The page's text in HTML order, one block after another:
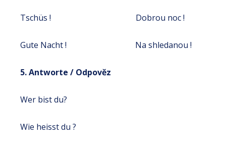
Tschüs ! Dobrou noc !
Gute Nacht ! Na shledanou !
5. Antworte / Odpověz
Wer bist du?
Wie heisst du ?